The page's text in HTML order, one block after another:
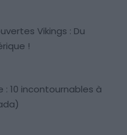
Vikings : Du
!
: 10 incontournables à